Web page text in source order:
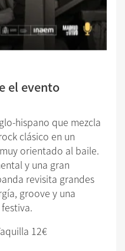
el evento
hispano que mezcla
clásico en un
orientado al baile.
y una gran
revisita grandes
groove y una
12€